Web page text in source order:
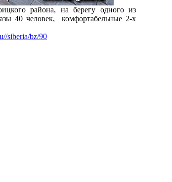
района, на берегу одного из
40 человек, комфортабельные 2-х
siberia/bz/90